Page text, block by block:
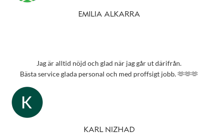
EMILIA ALKARRA
Jag är alltid nöjd och glad när jag går ut därifrån.
Bästa service glada personal och med proffsigt jobb. 🫶🫶🫶
KARL NIZHAD